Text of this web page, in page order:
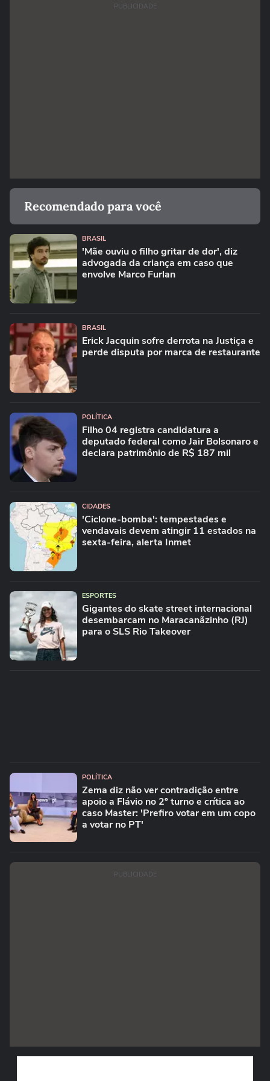
PUBLICIDADE
Recomendado para você
BRASIL
'Mãe ouviu o filho gritar de dor', diz
advogada da criança em caso que
envolve Marco Furlan
BRASIL
Erick Jacquin sofre derrota na Justiça e
perde disputa por marca de restaurante
POLÍTICA
Filho 04 registra candidatura a
deputado federal como Jair Bolsonaro e
declara patrimônio de R$ 187 mil
CIDADES
'Ciclone-bomba': tempestades e
vendavais devem atingir 11 estados na
sexta-feira, alerta Inmet
ESPORTES
Gigantes do skate street internacional
desembarcam no Maracanãzinho (RJ)
para o SLS Rio Takeover
POLÍTICA
Zema diz não ver contradição entre
apoio a Flávio no 2º turno e crítica ao
caso Master: 'Prefiro votar em um copo
a votar no PT'
PUBLICIDADE